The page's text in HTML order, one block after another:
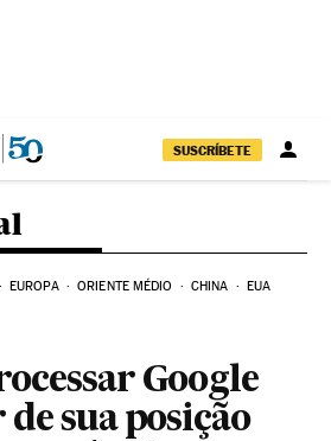
SUSCRÍBETE
EUROPA ORIENTE MÉDIO CHINA EUA
Google
sua posição